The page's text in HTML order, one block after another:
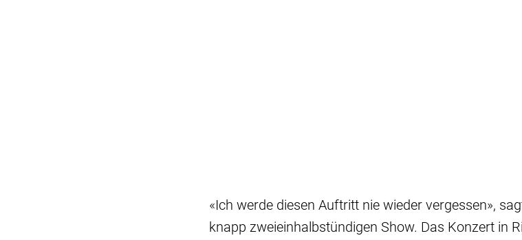
«Ich werde diesen Auftritt nie wieder vergessen»,
knapp zweieinhalbstündigen Show. Das Konzert in